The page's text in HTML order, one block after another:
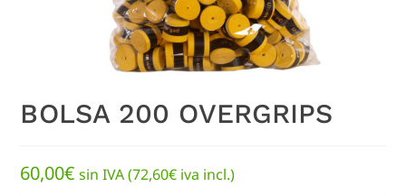
BOLSA 200 OVERGRIPS
60,00€ sin IVA (72,60€ iva incl.)